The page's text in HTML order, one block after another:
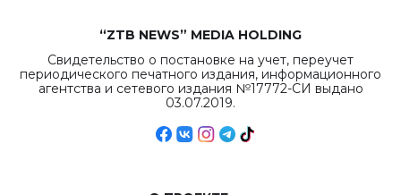
“ZTB NEWS” MEDIA HOLDING
Свидетельство о постановке на учет, переучет
периодического печатного издания, информационного
агентства и сетевого издания №17772-СИ выдано
03.07.2019.